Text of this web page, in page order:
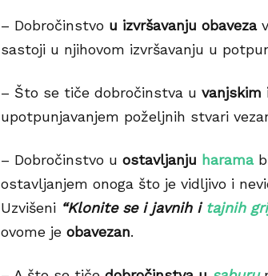
– Dobročinstvo u izvršavanju obaveza
sastoji u njihovom izvršavanju u
– Što se tiče dobročinstva u vanjskim
upotpunjavanjem poželjnih stvari
– Dobročinstvo u ostavljanju harama
ostavljanjem onoga što je vidljivo i
Uzvišeni “Klonite se i javnih i tajnih
ovome je obavezan.